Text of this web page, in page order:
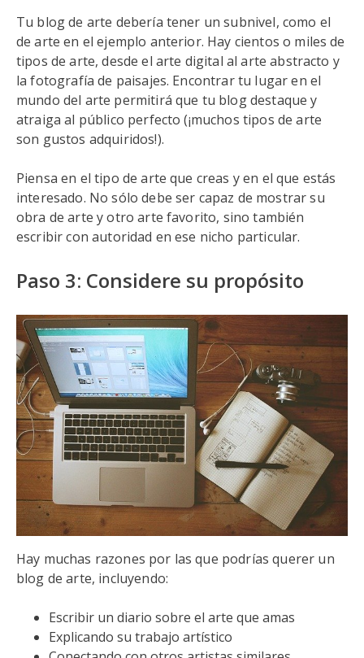
Tu blog de arte debería tener un subnivel, como el
de arte en el ejemplo anterior. Hay cientos o miles de
tipos de arte, desde el arte digital al arte abstracto y
la fotografía de paisajes. Encontrar tu lugar en el
mundo del arte permitirá que tu blog destaque y
atraiga al público perfecto (¡muchos tipos de arte
son gustos adquiridos!).
Piensa en el tipo de arte que creas y en el que estás
interesado. No sólo debe ser capaz de mostrar su
obra de arte y otro arte favorito, sino también
escribir con autoridad en ese nicho particular.
Paso 3: Considere su propósito
Hay muchas razones por las que podrías querer un
blog de arte, incluyendo:
Escribir un diario sobre el arte que amas
Explicando su trabajo artístico